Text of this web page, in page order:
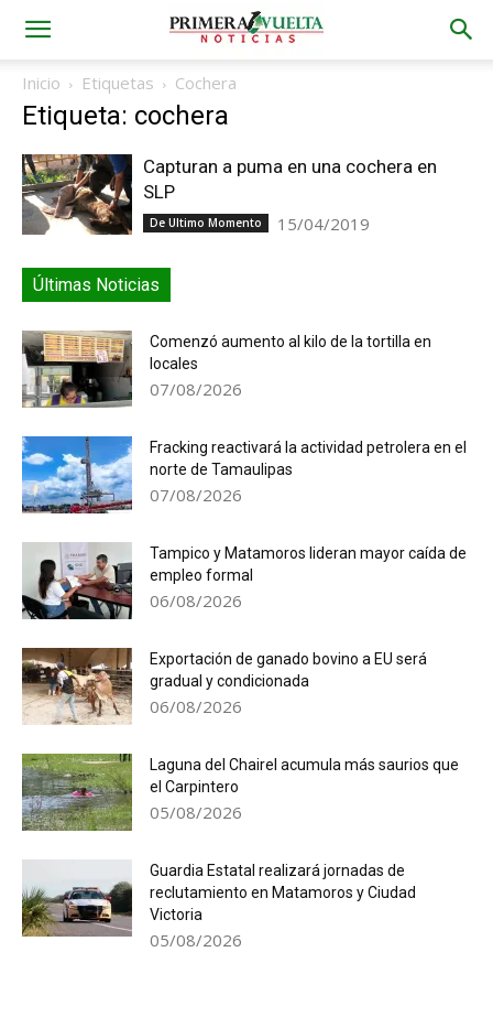
Inicio Etiquetas Cochera
Etiqueta: cochera
Capturan a puma en una cochera en
SLP
De Ultimo Momento 15/04/2019
Últimas Noticias
Comenzó aumento al kilo de la tortilla en
locales
07/08/2026
Fracking reactivará la actividad petrolera en el
norte de Tamaulipas
07/08/2026
Tampico y Matamoros lideran mayor caída de
empleo formal
06/08/2026
Exportación de ganado bovino a EU será
gradual y condicionada
06/08/2026
Laguna del Chairel acumula más saurios que
el Carpintero
05/08/2026
Guardia Estatal realizará jornadas de
reclutamiento en Matamoros y Ciudad
Victoria
05/08/2026